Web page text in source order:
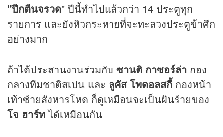
"ปีกตีนจรวด" ปีนี้ทำไปแล้วกว่า 14 ประตูทุก
รายการ และยังหิวกระหายที่จะทะลวงประตูข้าศึก
อย่างมาก
ถ้าได้ประสานงานร่วมกับ ซานติ กาซอร์ล่า กอง
กลางทีมชาติสเปน และ ลูคัส โพดอลสกี้ กองหน้า
เท้าซ้ายสังหารโหด ก็ดูเหมือนจะเป็นฝันร้ายของ
โจ ฮาร์ทได้เหมือนกัน